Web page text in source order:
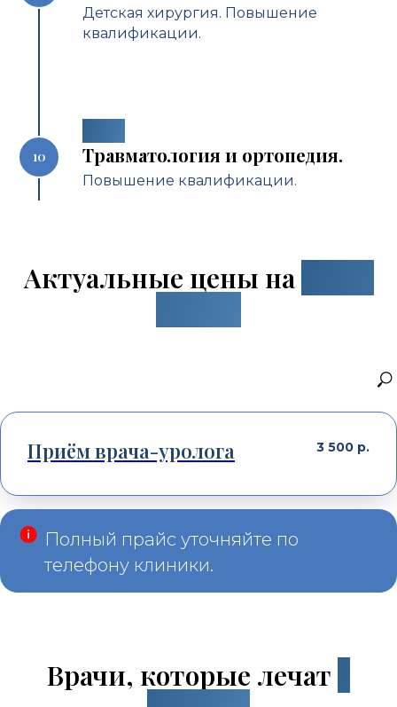
Детская хирургия. Повышение
квалификации.
Травматология и ортопедия.
Повышение квалификации.
Актуальные цены на
Приём врача-уролога 3 500 р.
Полный прайс уточняйте по
телефону клиники.
Врачи, которые лечат